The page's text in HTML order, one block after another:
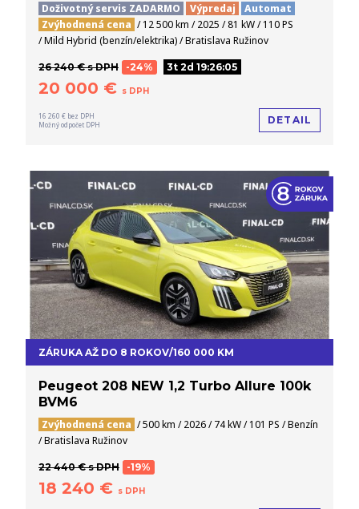
Doživotný servis ZADARMO Výpredaj
Automat
Zvýhodnená cena / 12 500 km / 2025 / 81 kW / 110 PS
/ Mild Hybrid (benzín/elektrika) / Bratislava Ružinov
26 240 € s DPH -24% 3t 2d 19:26:04
20 000 € s DPH
16 260 € bez DPH
Možný odpočet DPH
DETAIL
ZÁRUKA AŽ DO 8 ROKOV/160 000 KM
Peugeot 208 NEW 1,2 Turbo Allure 100k
BVM6
Zvýhodnená cena / 500 km / 2026 / 74 kW / 101 PS / Benzín
/ Bratislava Ružinov
22 440 € s DPH -19%
18 240 € s DPH